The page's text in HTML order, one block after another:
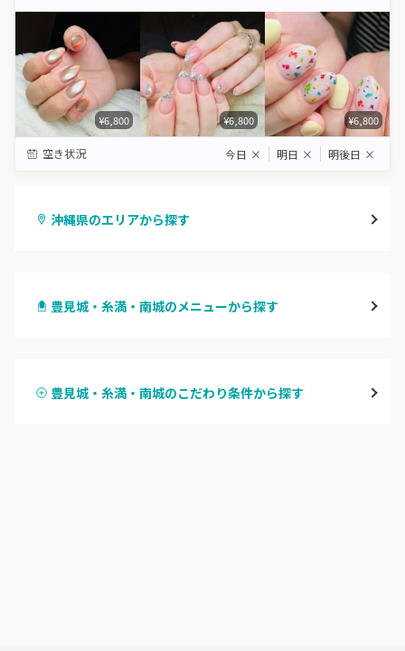
¥6,800 ¥6,800 ¥6,800
空き状況 今日 × 明日 × 明後日 ×
沖縄県のエリアから探す
沖縄・うるま・宜野湾
豊見城・糸満・南城のメニューから探す
豊見城・糸満・南城のこだわり条件から探す